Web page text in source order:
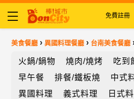
免費註冊
美食餐廳 ›異國料理餐廳 › 台南美食餐廳
火鍋/鍋物 燒肉/燒烤 吃到
早午餐
排餐/鐵板燒 中式
異國料理
義式料理 日式